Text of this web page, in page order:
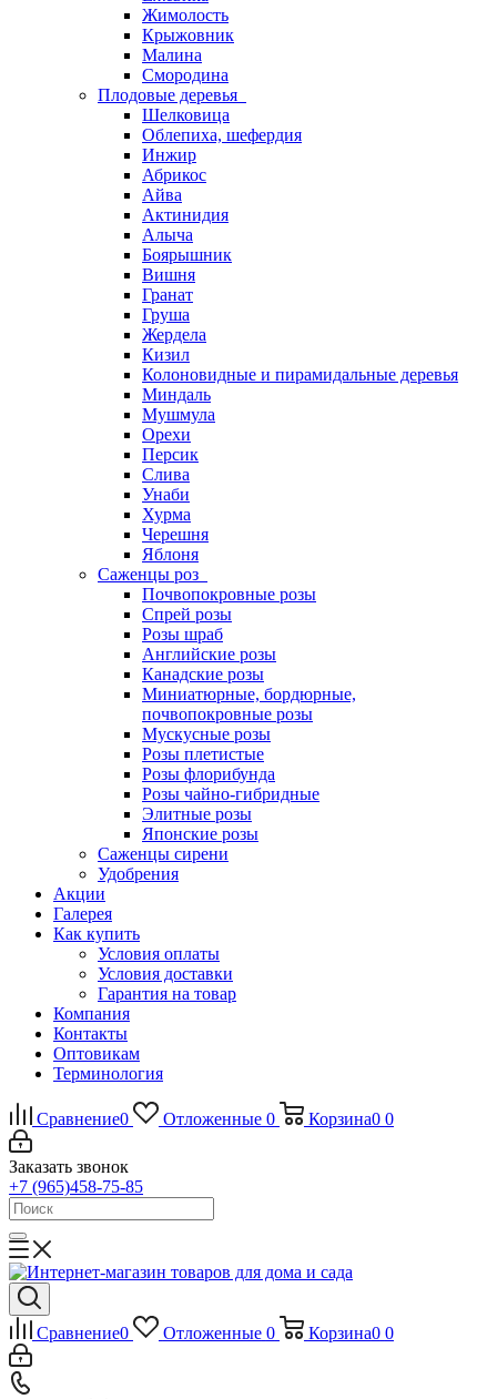
Жимолость
Крыжовник
Малина
Смородина
Плодовые деревья
Шелковица
Облепиха, шефердия
Инжир
Абрикос
Айва
Актинидия
Алыча
Боярышник
Вишня
Гранат
Груша
Жердела
Кизил
Колоновидные и пирамидальные деревья
Миндаль
Мушмула
Орехи
Персик
Слива
Унаби
Хурма
Черешня
Яблоня
Саженцы роз
Почвопокровные розы
Спрей розы
Розы шраб
Английские розы
Канадские розы
Миниатюрные, бордюрные,
почвопокровные розы
Мускусные розы
Розы плетистые
Розы флорибунда
Розы чайно-гибридные
Элитные розы
Японские розы
Саженцы сирени
Удобрения
Акции
Галерея
Как купить
Условия оплаты
Условия доставки
Гарантия на товар
Компания
Контакты
Оптовикам
Терминология
Сравнение0 Отложенные 0 Корзина0 0
Заказать звонок
+7 (965)458-75-85
Сравнение0 Отложенные 0 Корзина0 0